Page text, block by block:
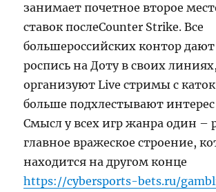
занимает почетное второе
ставок послеCounter Strike. Все
большероссийских контор
роспись на Доту в своих линиях,
организуют Live стримы с
больше подхлестывают интерес
Смысл у всех игр жанра один –
главное вражеское строение,
находится на другом конце
https://cybersports-bets.ru/